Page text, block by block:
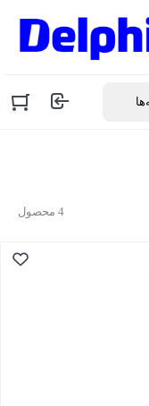
4 محصول